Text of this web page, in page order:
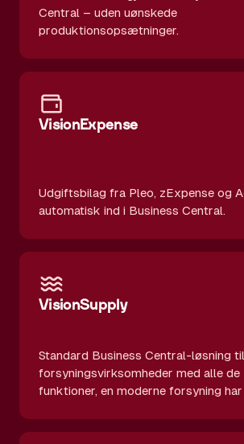
Central – uden uønskede
produktionsopsætninger.
VisionExpense
Udgiftsbilag fra Pleo, zExpense og
automatisk ind i Business Central.
VisionSupply
Standard Business Central-løsning til
forsyningsvirksomheder med alle de
funktioner, en moderne forsyning